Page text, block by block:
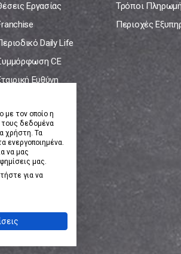
Εργασίας
Daily Life
CE
Ευθύνη
Τρόποι
Περιοχές
με τον οποίο η
τους δεδομένα
χρήστη. Τα
ενεργοποιημένα.
να μας
μας.
για να